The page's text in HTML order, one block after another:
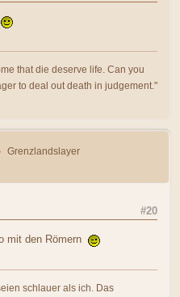
that die deserve life. Can you
to deal out death in judgement."
Grenzlandslayer
#20
mit den Römern
schlauer als ich. Das